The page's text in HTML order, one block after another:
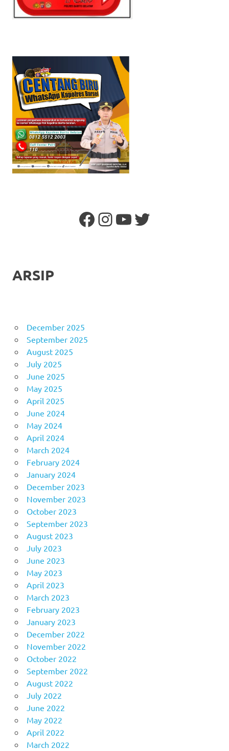
Facebook
Instagram
YouTube
Twitter
ARSIP
December 2025
September 2025
August 2025
July 2025
June 2025
May 2025
April 2025
June 2024
May 2024
April 2024
March 2024
February 2024
January 2024
December 2023
November 2023
October 2023
September 2023
August 2023
July 2023
June 2023
May 2023
April 2023
March 2023
February 2023
January 2023
December 2022
November 2022
October 2022
September 2022
August 2022
July 2022
June 2022
May 2022
April 2022
March 2022